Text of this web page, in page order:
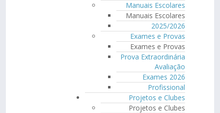
Manuais Escolares
Manuais Escolares
2025/2026
Exames e Provas
Exames e Provas
Prova Extraordinária
Avaliação
Exames 2026
Profissional
Projetos e Clubes
Projetos e Clubes